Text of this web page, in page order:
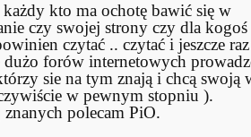
każdy kto ma ochotę bawić się w
czy swojej strony czy dla
czytać .. czytać i jeszcze
dużo forów internetowych
sie na tym znają i chcą swoją
w pewnym stopniu ).
polecam PiO.